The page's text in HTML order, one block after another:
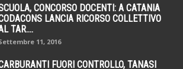
CONCORSO DOCENTI: A CATANIA
LANCIA RICORSO COLLETTIVO
TAR....
11, 2016
FUORI CONTROLLO, TANASI